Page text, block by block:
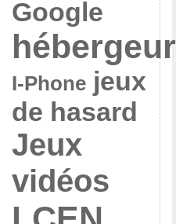
Google
hébergeur
I-Phone jeux
de hasard
Jeux
vidéos